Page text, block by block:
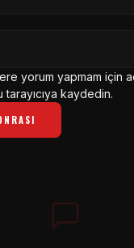
yorum yapmam için
kaydedin.